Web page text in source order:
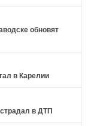
обновят
в Карелии
в ДТП